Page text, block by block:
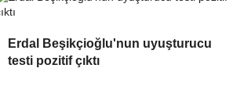
Erdal Beşikçioğlu'nun uyuşturucu
testi pozitif çıktı